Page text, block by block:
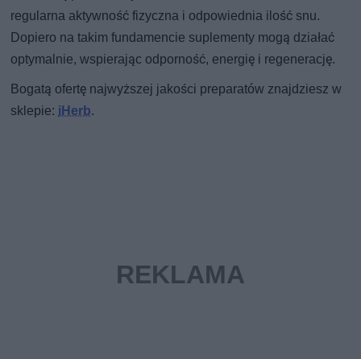
regularna aktywność fizyczna i odpowiednia ilość snu.
Dopiero na takim fundamencie suplementy mogą działać
optymalnie, wspierając odporność, energię i regenerację.
Bogatą ofertę najwyższej jakości preparatów znajdziesz w
sklepie: iHerb.